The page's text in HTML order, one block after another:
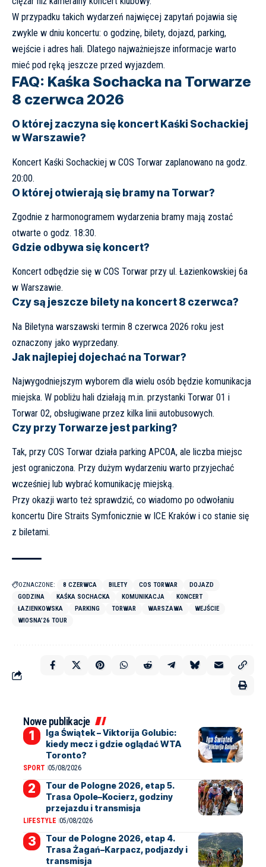
W przypadku takich wydarzeń najwięcej zapytań pojawia się
zwykle w dniu koncertu: o godzinę, bilety, dojazd, parking,
wejście i adres hali. Dlatego najważniejsze informacje warto
mieć pod ręką jeszcze przed wyjazdem.
FAQ: Kaśka Sochacka na Torwarze
8 czerwca 2026
O której zaczyna się koncert Kaśki Sochackiej
w Warszawie?
Koncert Kaśki Sochackiej w COS Torwar zaplanowano na godz.
20:00.
O której otwierają się bramy na Torwar?
Zgodnie z harmonogramem wydarzenia bramy mają zostać
otwarte o godz. 18:30.
Gdzie odbywa się koncert?
Koncert odbędzie się w COS Torwar przy ul. Łazienkowskiej 6a
w Warszawie.
Czy są jeszcze bilety na koncert 8 czerwca?
Na Biletyna warszawski termin 8 czerwca 2026 roku jest
oznaczony jako wyprzedany.
Jak najlepiej dojechać na Torwar?
Najwygodniejszym wyborem dla wielu osób będzie komunikacja
miejska. W pobliżu hali działają m.in. przystanki Torwar 01 i
Torwar 02, obsługiwane przez kilka linii autobusowych.
Czy przy Torwarze jest parking?
Tak, przy COS Torwar działa parking APCOA, ale liczba miejsc
jest ograniczona. Przy dużym wydarzeniu warto przyjechać
wcześniej lub wybrać komunikację miejską.
Przy okazji warto też sprawdzić, co wiadomo po odwołaniu
koncertu Dire Straits Symfonicznie w ICE Kraków i co stanie się
z biletami.
OZNACZONE: 8 CZERWCA BILETY COS TORWAR
DOJAZD
GODZINA
KAŚKA SOCHACKA KOMUNIKACJA
KONCERT
ŁAZIENKOWSKA
PARKING TORWAR WARSZAWA
WEJŚCIE
WIOSNA’26 TOUR
Nowe publikacje
Iga Świątek – Viktorija Golubic:
kiedy mecz i gdzie oglądać WTA
Toronto?
SPORT 05/08/2026
Tour de Pologne 2026, etap 5.
Trasa Opole–Kocierz, godziny
przejazdu i transmisja
LIFESTYLE 05/08/2026
Tour de Pologne 2026, etap 4.
Trasa Żagań–Karpacz, podjazdy i
transmisja